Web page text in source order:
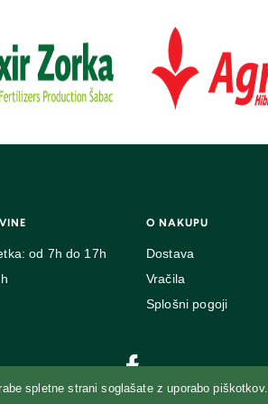
od 7h do 17h
O NAKUPU
Dostava
Vračila
Splošni pogoji
spletne strani soglašate z uporabo piškotkov.